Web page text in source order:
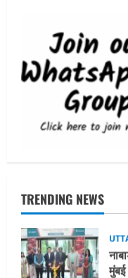
TRENDING NEWS
1
2